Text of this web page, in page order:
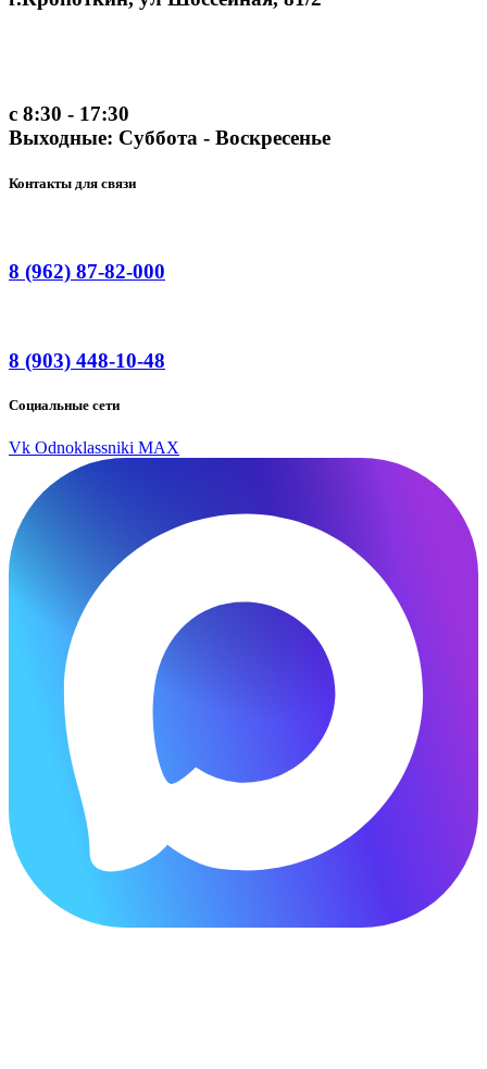
с 8:30 - 17:30
Выходные: Суббота - Воскресенье
Контакты для связи
8 (962) 87-82-000
8 (903) 448-10-48
Социальные сети
Vk Odnoklassniki MAX